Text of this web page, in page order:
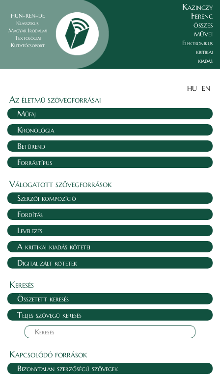
HUN–REN–DE
Klasszikus
Magyar Irodalmi
Textológiai
Kutatócsoport
Kazinczy
Ferenc
összes
művei
Elektronikus
kritikai
kiadás
HU EN
Az életmű szövegforrásai
Műfaj
Kronológia
Betűrend
Forrástípus
Válogatott szövegforrások
Szerzői kompozíció
Fordítás
Levelezés
A kritikai kiadás kötetei
Digitalizált kötetek
Keresés
Összetett keresés
Teljes szövegű keresés
Kapcsolódó források
Bizonytalan szerzőségű szövegek